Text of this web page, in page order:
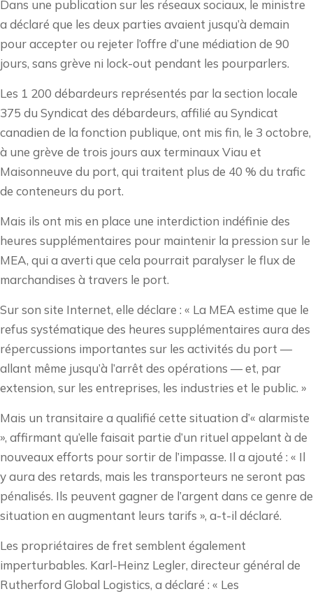
Dans une publication sur les réseaux sociaux, le ministre
a déclaré que les deux parties avaient jusqu’à demain
pour accepter ou rejeter l’offre d’une médiation de 90
jours, sans grève ni lock-out pendant les pourparlers.
Les 1 200 débardeurs représentés par la section locale
375 du Syndicat des débardeurs, affilié au Syndicat
canadien de la fonction publique, ont mis fin, le 3 octobre,
à une grève de trois jours aux terminaux Viau et
Maisonneuve du port, qui traitent plus de 40 % du trafic
de conteneurs du port.
Mais ils ont mis en place une interdiction indéfinie des
heures supplémentaires pour maintenir la pression sur le
MEA, qui a averti que cela pourrait paralyser le flux de
marchandises à travers le port.
Sur son site Internet, elle déclare : « La MEA estime que le
refus systématique des heures supplémentaires aura des
répercussions importantes sur les activités du port —
allant même jusqu’à l’arrêt des opérations — et, par
extension, sur les entreprises, les industries et le public. »
Mais un transitaire a qualifié cette situation d’« alarmiste
», affirmant qu’elle faisait partie d’un rituel appelant à de
nouveaux efforts pour sortir de l’impasse. Il a ajouté : « Il
y aura des retards, mais les transporteurs ne seront pas
pénalisés. Ils peuvent gagner de l’argent dans ce genre de
situation en augmentant leurs tarifs », a-t-il déclaré.
Les propriétaires de fret semblent également
imperturbables. Karl-Heinz Legler, directeur général de
Rutherford Global Logistics, a déclaré : « Les